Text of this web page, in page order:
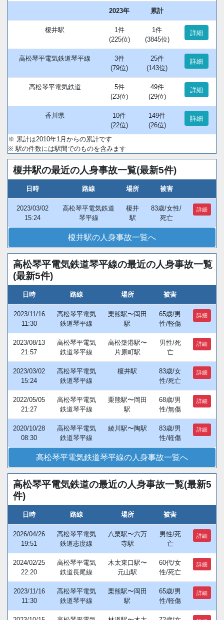
2023年 累計
榎井駅
1件
(225位)
1件
(3845位)
詳細
高松琴平電気鉄道琴平線
3件
(79位)
25件
(143位)
詳細
高松琴平電気鉄道
5件
(23位)
49件
(29位)
詳細
香川県
10件
(22位)
149件
(26位)
詳細
※ 累計は2010年1月からの累計です
※ 駅の件数には駅間でのものを含みます
榎井駅の最近の人身事故一覧(最新5件)
日時 路線 場所 被害
2023/03/02
15:24
高松琴平電気鉄道
琴平線
榎井
駅
83歳/女性/
死亡
詳細
榎井駅の人身事故一覧へ
高松琴平電気鉄道琴平線の最近の人身事故一覧
(最新5件)
日時 路線 場所 被害
2023/11/16
11:30
高松琴平電気
鉄道琴平線
栗熊駅〜岡田
駅
65歳/男
性/軽傷
詳細
2023/08/13
21:57
高松琴平電気
鉄道琴平線
高松築港駅〜
片原町駅
男性/死
亡
詳細
2023/03/02
15:24
高松琴平電気
鉄道琴平線
榎井駅
83歳/女
性/死亡
詳細
2022/05/05
21:27
高松琴平電気
鉄道琴平線
栗熊駅〜岡田
駅
68歳/男
性/無傷
詳細
2020/10/28
08:30
高松琴平電気
鉄道琴平線
綾川駅〜陶駅
83歳/男
性/軽傷
詳細
高松琴平電気鉄道琴平線の人身事故一覧へ
高松琴平電気鉄道の最近の人身事故一覧(最新5
件)
日時 路線 場所 被害
2026/04/26
19:51
高松琴平電気
鉄道志度線
八栗駅〜六万
寺駅
男性/死
亡
詳細
2024/02/25
22:20
高松琴平電気
鉄道長尾線
木太東口駅〜
元山駅
60代/女
性/死亡
詳細
2023/11/16
11:30
高松琴平電気
鉄道琴平線
栗熊駅〜岡田
駅
65歳/男
性/軽傷
詳細